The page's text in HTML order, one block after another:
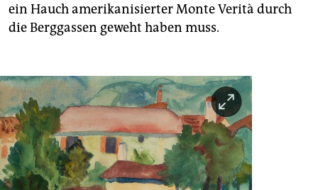
ein Hauch amerikanisierter Monte Verità durch
die Berggassen geweht haben muss.